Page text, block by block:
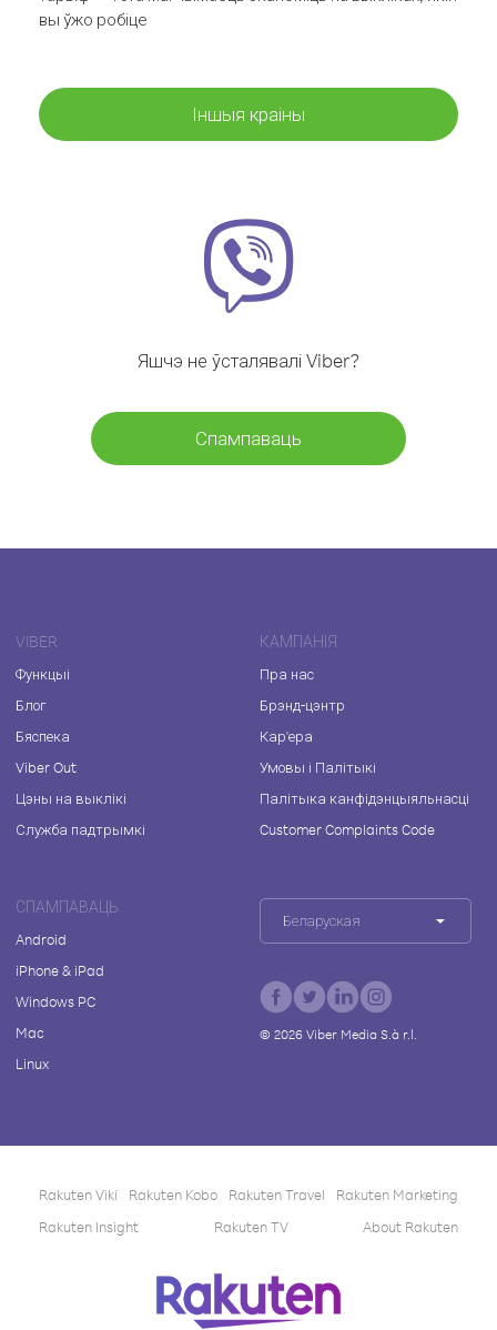
вы ўжо робіце
Іншыя краіны
Яшчэ не ўсталявалі Viber?
Спампаваць
VIBER
Функцыі
Блог
Бяспека
Viber Out
Цэны на выклікі
Служба падтрымкі
КАМПАНІЯ
Пра нас
Брэнд-цэнтр
Кар'ера
Умовы і Палітыкі
Палітыка канфідэнцыяльнасці
Customer Complaints Code
СПАМПАВАЦЬ
Android
iPhone & iPad
Windows PC
Mac
Linux
Беларуская
© 2026Viber Media S.à r.l.
Rakuten Viki Rakuten Kobo Rakuten Travel
Rakuten Marketing
Rakuten Insight
Rakuten TV About Rakuten